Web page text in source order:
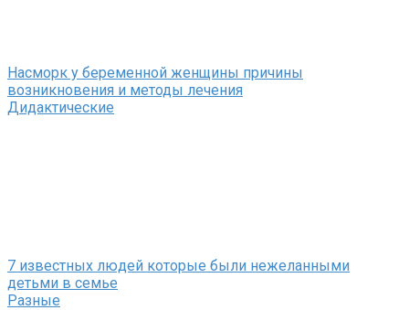
Насморк у беременной женщины причины
возникновения и методы лечения
Дидактические
7 известных людей которые были нежеланными
детьми в семье
Разные